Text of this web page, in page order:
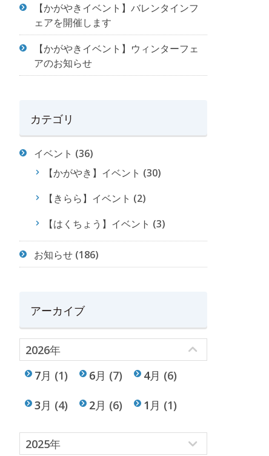
【かがやきイベント】バレンタインフ
ェアを開催します
【かがやきイベント】ウィンターフェ
アのお知らせ
カテゴリ
イベント (36)
【かがやき】イベント (30)
【きらら】イベント (2)
【はくちょう】イベント (3)
お知らせ (186)
アーカイブ
2026年
7月 (1) 6月 (7) 4月 (6)
3月 (4) 2月 (6) 1月 (1)
2025年